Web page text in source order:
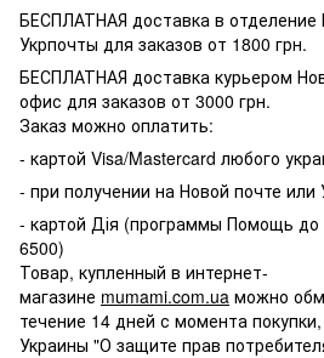
БЕСПЛАТНАЯ доставка в отделение
Укрпочты для заказов от 1800 грн.
БЕСПЛАТНАЯ доставка курьером
офис для заказов от 3000 грн.
Заказ можно оплатить:
- картой Visa/Mastercard любого
- при получении на Новой почте или
- картой Дія (программы Помощь до
6500)
Товар, купленный в интернет-
магазине mumami.com.ua можно
течение 14 дней с момента
Украины "О защите прав